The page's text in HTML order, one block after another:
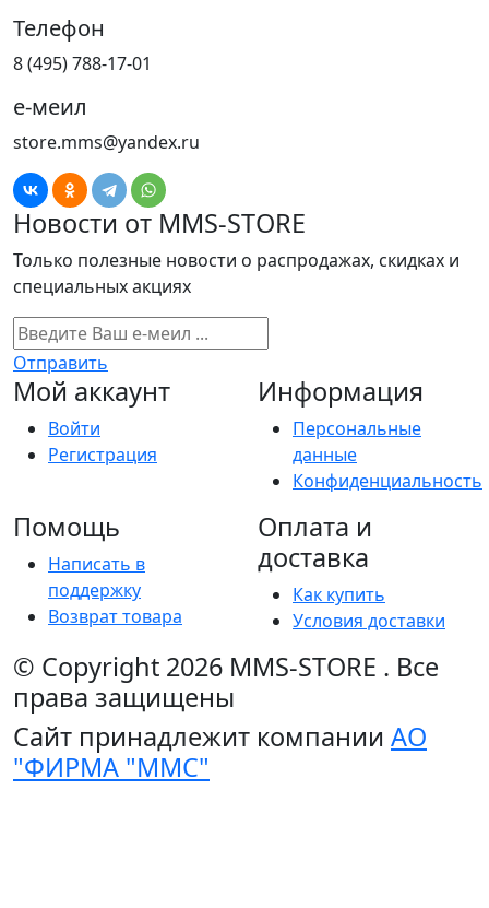
Телефон
8 (495) 788-17-01
е-меил
store.mms@yandex.ru
Новости от MMS-STORE
Только полезные новости о распродажах, скидках и
специальных акциях
Отправить
Мой аккаунт
Войти
Регистрация
Информация
Персональные
данные
Конфиденциальность
Помощь
Написать в
поддержку
Возврат товара
Оплата и
доставка
Как купить
Условия доставки
© Copyright 2026 MMS-STORE . Все
права защищены
Сайт принадлежит компании АО
"ФИРМА "ММС"